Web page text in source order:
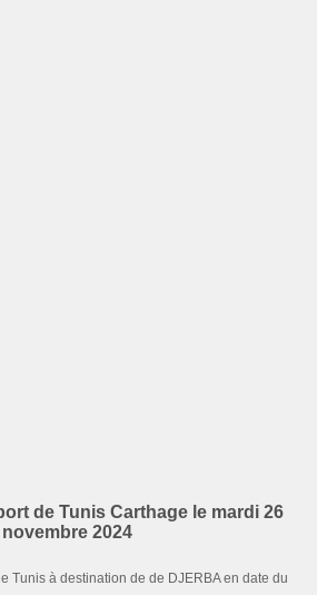
de Tunis Carthage le mardi 26
novembre 2024
Tunis à destination de de DJERBA en date du